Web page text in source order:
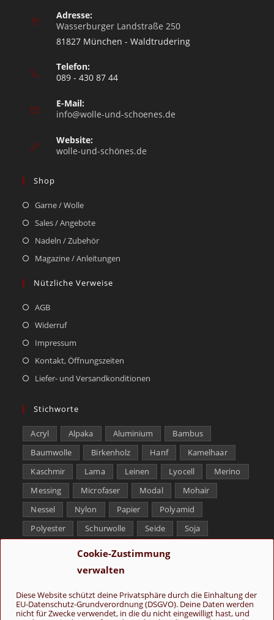
Cookie-Zustimmung
verwalten
Diese Website schützt deine Privatsphäre durch die Einhaltung der
EU-Datenschutz-Grundverordnung (DSGVO). Deine Daten werden
nicht für Zwecke verwendet, in die du nicht eingewilligt hast, und
Adresse:
Wasserburger Landstraße 250
81827 München - Waldtrudering
Telefon:
089 - 430 87 44
E-Mail:
info@wolle-und-schoenes.de
Website:
wolle-und-schönes.de
Shop
Garne / Wolle
Sales / Angebote
Nadeln / Zubehör
Magazine / Anleitungen
Nützliche Verweise
AGB
Widerruf
Impressum
Kontakt, Öffnungszeiten
Liefer- und Versandkonditionen
Stichworte
Acryl Alpaka Aluminium
Bambus
Baumwolle
Birkenholz Hanf
Kamelhaar
Kaschmir
Lama Leinen Lyocell
Merino
Messing
Microfaser Modal
Mohair
Nessel
Nylon Papier
Polyamid
Polyester
Schurwolle Seide
Soja
Tencel
Yak
Folge uns